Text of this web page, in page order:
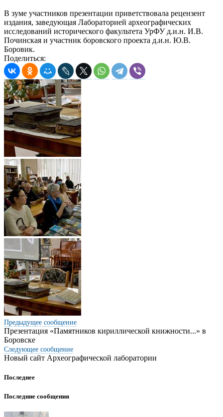
В зуме участников презентации приветствовала рецензент
издания, заведующая Лабораторией археографических
исследований исторического факультета УрФУ д.и.н. И.В.
Починская и участник боровского проекта д.и.н. Ю.В.
Боровик.
Поделиться:
Предыдущее сообщение
Презентация «Памятников кириллической книжности...» в
Боровске
Следующее сообщение
Новый сайт Археографической лаборатории
Последнее
Последние сообщения